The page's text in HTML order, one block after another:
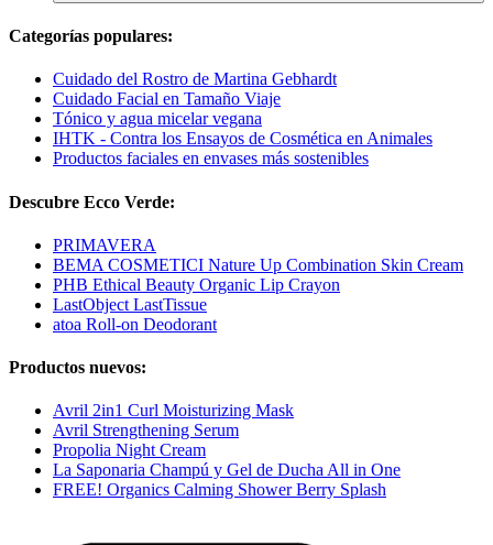
Categorías populares:
Cuidado del Rostro de Martina Gebhardt
Cuidado Facial en Tamaño Viaje
Tónico y agua micelar vegana
IHTK - Contra los Ensayos de Cosmética en Animales
Productos faciales en envases más sostenibles
Descubre Ecco Verde:
PRIMAVERA
BEMA COSMETICI Nature Up Combination Skin Cream
PHB Ethical Beauty Organic Lip Crayon
LastObject LastTissue
atoa Roll-on Deodorant
Productos nuevos:
Avril 2in1 Curl Moisturizing Mask
Avril Strengthening Serum
Propolia Night Cream
La Saponaria Champú y Gel de Ducha All in One
FREE! Organics Calming Shower Berry Splash